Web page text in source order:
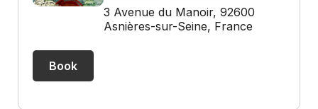
3 Avenue du Manoir, 92600
Asnières-sur-Seine, France
Book